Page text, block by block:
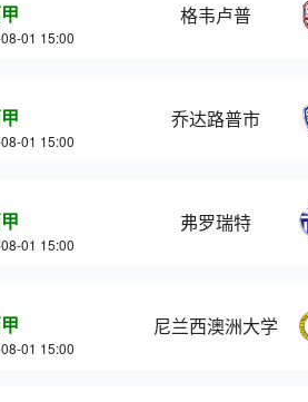
01 15:00
格韦卢普
01 15:00
乔达路普市
01 15:00
弗罗瑞特
01 15:00
尼兰西澳洲大学